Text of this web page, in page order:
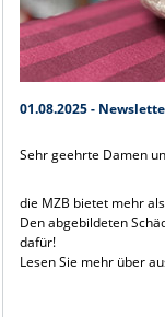
01.08.2025 -
Sehr geehrte Damen
die MZB bietet mehr
Den abgebildeten
dafür!
Lesen Sie mehr über